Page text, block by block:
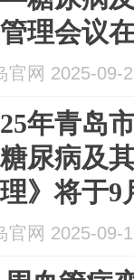
理会议
成功举
官网 2025-09-
年青岛
糖尿病及
》将于9
尿病医
官网 2025-09-